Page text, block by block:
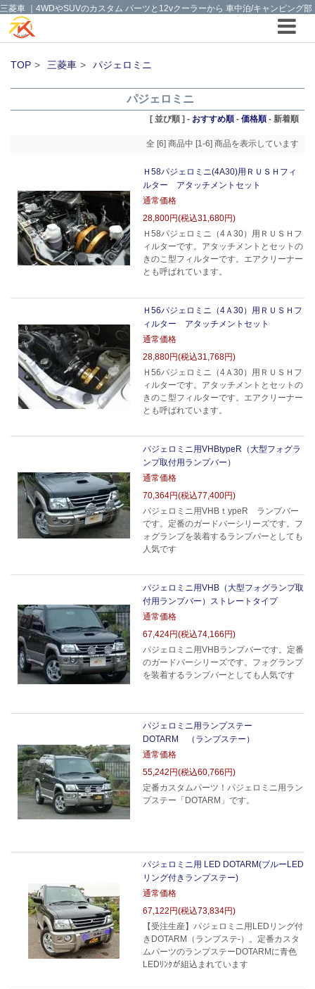
三菱車 ｜4WDやSUVのカスタム パーツと12vクーラーから 車中泊/キャンピング部
品までご提案の T.K TECH 埼玉
TOP 三菱車 パジェロミニ
パジェロミニ
[ 並び順 ] - おすすめ順- 価格順- 新着順
全 [6] 商品中 [1-6] 商品を表示しています
Ｈ58パジェロミニ(4A30)用ＲＵＳＨフィ
ルター アタッチメントセット
通常価格
28,800円(税込31,680円)
Ｈ58パジェロミニ（4Ａ30）用ＲＵＳＨフ
ィルターです。アタッチメントとセットの
きのこ型フィルターです。エアクリーナー
とも呼ばれています。
Ｈ56パジェロミニ（4Ａ30）用ＲＵＳＨフ
ィルター アタッチメントセット
通常価格
28,880円(税込31,768円)
Ｈ56パジェロミニ（4Ａ30）用ＲＵＳＨフ
ィルターです。アタッチメントとセットの
きのこ型フィルターです。エアクリーナー
とも呼ばれています。
パジェロミニ用VHBtypeR（大型フォグラ
ンプ取付用ランプバー）
通常価格
70,364円(税込77,400円)
パジェロミニ用VHBｔypeR ランプバー
です。定番のガードバーシリーズです。フ
ォグランプを装着するランプバーとしても
人気です
パジェロミニ用VHB（大型フォグランプ取
付用ランプバー）ストレートタイプ
通常価格
67,424円(税込74,166円)
パジェロミニ用VHBランプバーです。定番
のガードバーシリーズです。フォグランプ
を装着するランプバーとしても人気です
パジェロミニ用ランプステー
DOTARM （ランプステー）
通常価格
55,242円(税込60,766円)
定番カスタムパーツ！パジェロミニ用ラン
プステー「DOTARM」です。
パジェロミニ用 LED DOTARM(ブルーLED
リング付きランプステー)
通常価格
67,122円(税込73,834円)
【受注生産】パジェロミニ用LEDリング付
きDOTARM（ランプステ-）。定番カスタ
ムパーツのランプステーDOTARMに青色
LEDﾘﾝｸが組込まれています